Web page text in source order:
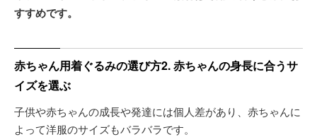
すすめです。
赤ちゃん用着ぐるみの選び方2. 赤ちゃんの身長に合うサ
イズを選ぶ
子供や赤ちゃんの成長や発達には個人差があり、赤ちゃんに
よって洋服のサイズもバラバラです。